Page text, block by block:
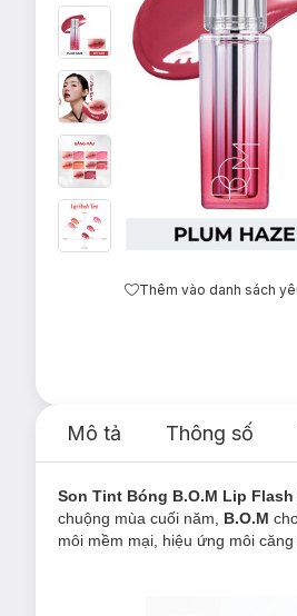
Thêm vào danh sách
Mô tả Thông số
Son Tint Bóng B.O.M Lip
chuộng mùa cuối năm,
B.O.M
môi mềm mại, hiệu ứng môi căng